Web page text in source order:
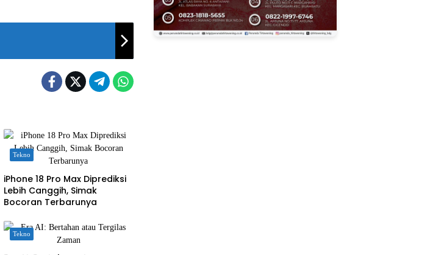
Tekno
iPhone 18 Pro Max Diprediksi
Lebih Canggih, Simak
Bocoran Terbarunya
Tekno